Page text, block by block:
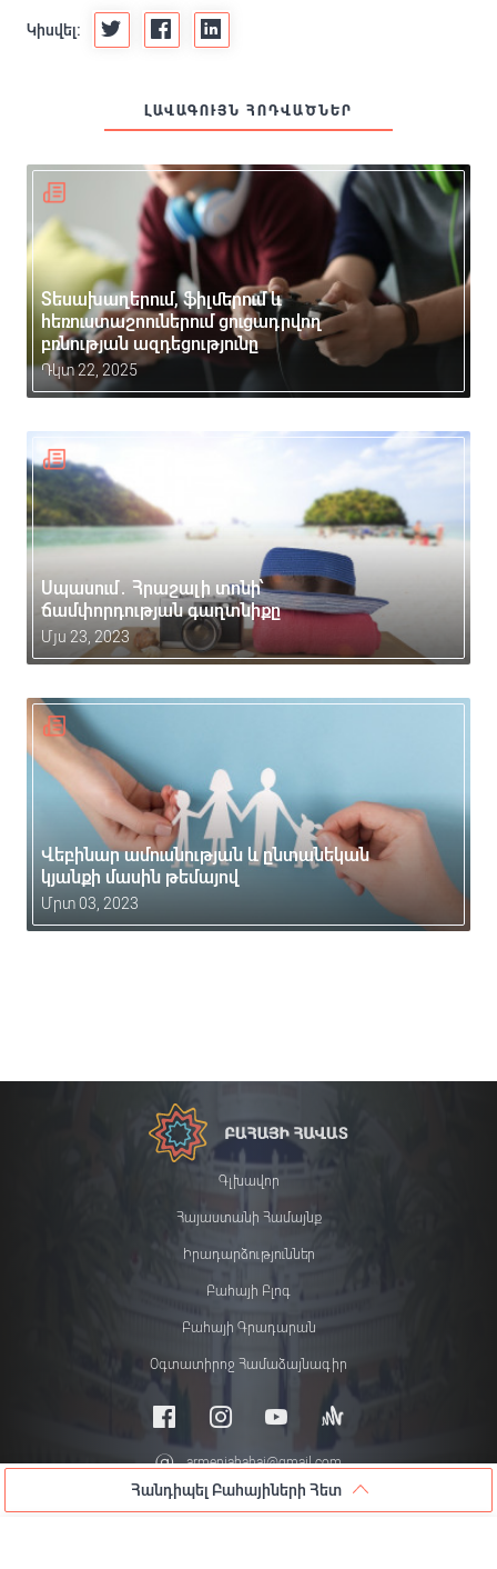
Հանդիպել Բահայիների Հետ
Կիսվել:
ԼԱՎԱԳՈՒՅՆ ՀՈԴՎԱԾՆԵՐ
Տեսախաղերում, ֆիլմերում և
հեռուստաշոուներում ցուցադրվող
բռնության ազդեցությունը
Դկտ 22, 2025
Սպասում․ Հրաշալի տոնի՝
ճամփորդության գաղտնիքը
Մյս 23, 2023
Վեբինար ամուսնության և ընտանեկան
կյանքի մասին թեմայով
Մրտ 03, 2023
Գլխավոր
Հայաստանի Համայնք
Իրադարձություններ
Բահայի Բլոգ
Բահայի Գրադարան
Օգտատիրոջ Համաձայնագիր
armeniabahai@gmail.com